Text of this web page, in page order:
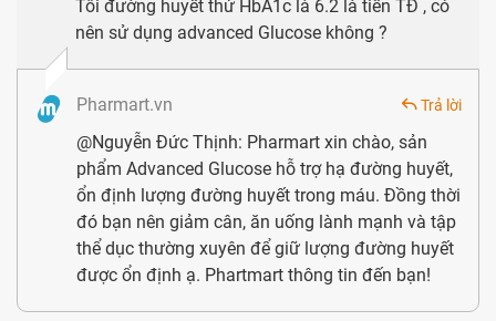
Practice). Không những thế, nhà máy của Olympian Labs
còn là một trong 2 tổ chức được chứng nhận thực phẩm
chức năng tại Mỹ bởi NSF International.
Tôi đường huyết thử HbA1c là 6.2 là tiền TĐ , có
nên sử dụng advanced Glucose không ?
Pharmart.vn Trả lời
@Nguyễn Đức Thịnh: Pharmart xin chào, sản
phẩm Advanced Glucose hỗ trợ hạ đường huyết,
ổn định lượng đường huyết trong máu. Đồng thời
đó bạn nên giảm cân, ăn uống lành mạnh và tập
thể dục thường xuyên để giữ lượng đường huyết
được ổn định ạ. Phartmart thông tin đến bạn!